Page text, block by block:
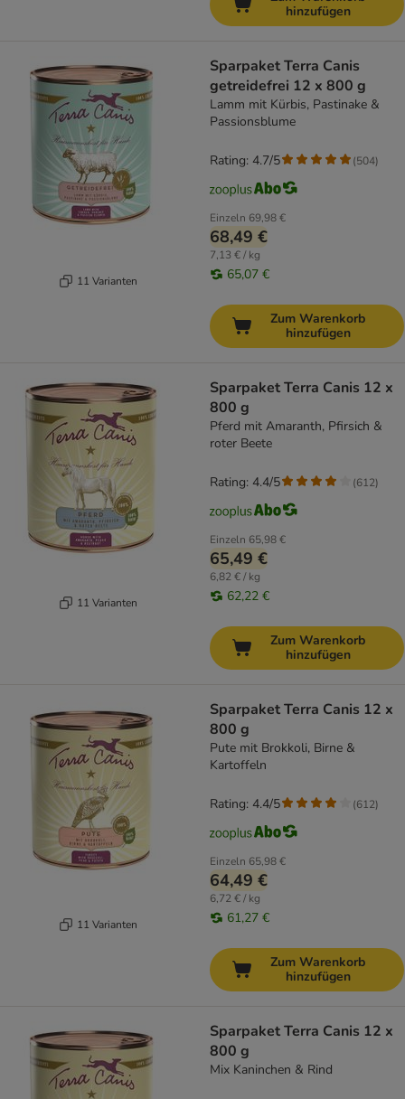
hinzufügen
11 Varianten
Sparpaket Terra Canis
getreidefrei 12 x 800 g
Lamm mit Kürbis, Pastinake &
Passionsblume
Einzeln 69,98 €
68,49 €
7,13 € / kg
65,07 €
Rating: 4.7/5 (504)
Zum Warenkorb
hinzufügen
11 Varianten
Sparpaket Terra Canis 12 x
800 g
Pferd mit Amaranth, Pfirsich &
roter Beete
Einzeln 65,98 €
65,49 €
6,82 € / kg
62,22 €
Rating: 4.4/5 (612)
Zum Warenkorb
hinzufügen
11 Varianten
Sparpaket Terra Canis 12 x
800 g
Pute mit Brokkoli, Birne &
Kartoffeln
Einzeln 65,98 €
64,49 €
6,72 € / kg
61,27 €
Rating: 4.4/5 (612)
Zum Warenkorb
hinzufügen
Sparpaket Terra Canis 12 x
800 g
Mix Kaninchen & Rind